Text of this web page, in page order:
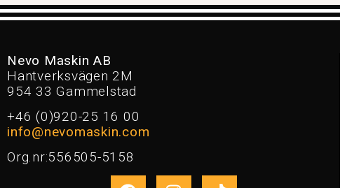
Nevo Maskin AB
Hantverksvägen 2M
954 33 Gammelstad
+46 (0)920-25 16 00
info@nevomaskin.com
Org.nr:556505-5158